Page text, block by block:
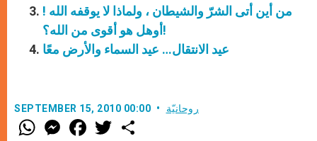
من أين أتى الشرّ والشيطان ، ولماذا لا يوقفه الله !
أوهل هو أقوى من الله؟!
عيد الانتقال… عيد السماء والأرض معًا
SEPTEMBER 15, 2010 00:00 روحانيّة
W
h
M
e
F
a w